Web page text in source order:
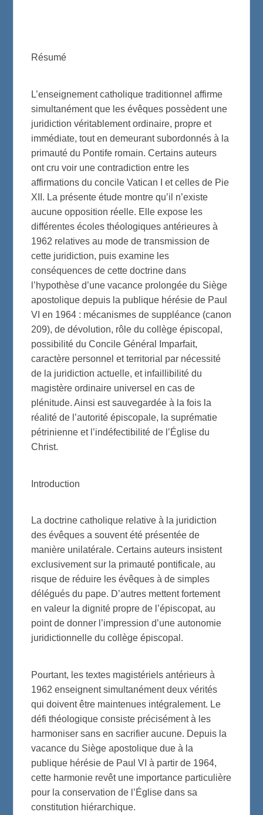
Résumé
L’enseignement catholique traditionnel affirme
simultanément que les évêques possèdent une
juridiction véritablement ordinaire, propre et
immédiate, tout en demeurant subordonnés à la
primauté du Pontife romain. Certains auteurs
ont cru voir une contradiction entre les
affirmations du concile Vatican I et celles de Pie
XII. La présente étude montre qu’il n’existe
aucune opposition réelle. Elle expose les
différentes écoles théologiques antérieures à
1962 relatives au mode de transmission de
cette juridiction, puis examine les
conséquences de cette doctrine dans
l’hypothèse d’une vacance prolongée du Siège
apostolique depuis la publique hérésie de Paul
VI en 1964 : mécanismes de suppléance (canon
209), de dévolution, rôle du collège épiscopal,
possibilité du Concile Général Imparfait,
caractère personnel et territorial par nécessité
de la juridiction actuelle, et infaillibilité du
magistère ordinaire universel en cas de
plénitude. Ainsi est sauvegardée à la fois la
réalité de l’autorité épiscopale, la suprématie
pétrinienne et l’indéfectibilité de l’Église du
Christ.
Introduction
La doctrine catholique relative à la juridiction
des évêques a souvent été présentée de
manière unilatérale. Certains auteurs insistent
exclusivement sur la primauté pontificale, au
risque de réduire les évêques à de simples
délégués du pape. D’autres mettent fortement
en valeur la dignité propre de l’épiscopat, au
point de donner l’impression d’une autonomie
juridictionnelle du collège épiscopal.
Pourtant, les textes magistériels antérieurs à
1962 enseignent simultanément deux vérités
qui doivent être maintenues intégralement. Le
défi théologique consiste précisément à les
harmoniser sans en sacrifier aucune. Depuis la
vacance du Siège apostolique due à la
publique hérésie de Paul VI à partir de 1964,
cette harmonie revêt une importance particulière
pour la conservation de l’Église dans sa
constitution hiérarchique.